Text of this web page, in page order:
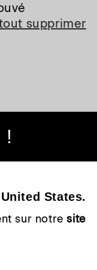
supprimer
!
States.
sur notre site